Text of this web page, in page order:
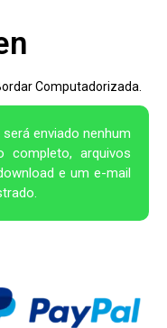
Computadorizada.
enviado nenhum
completo, arquivos
e um e-mail